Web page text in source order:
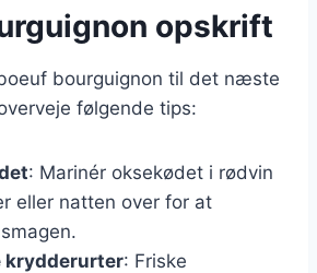
opskrift
bourguignon til det næste
følgende tips:
: Marinér oksekødet i rødvin
eller natten over for at
krydderurter: Friske